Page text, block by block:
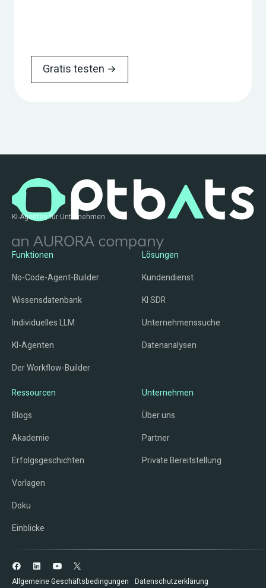
Gratis testen
KI-Agenten für Unternehmen
Funktionen
No-Code-Agent-Builder
Wissensdatenbank
Individuelles LLM
KI-Agenten
Der Workflow-Builder
Lösungen
Kundendienst
KI SDR
Unternehmenssuche
Datenanalysen
Ressourcen
Blogs
Akademie
Erfolgsgeschichten
Vorlagen
Doku
Einblicke
Unternehmen
Über uns
Partner
Private Bereitstellung
Allgemeine Geschäftsbedingungen Datenschutzerklärung